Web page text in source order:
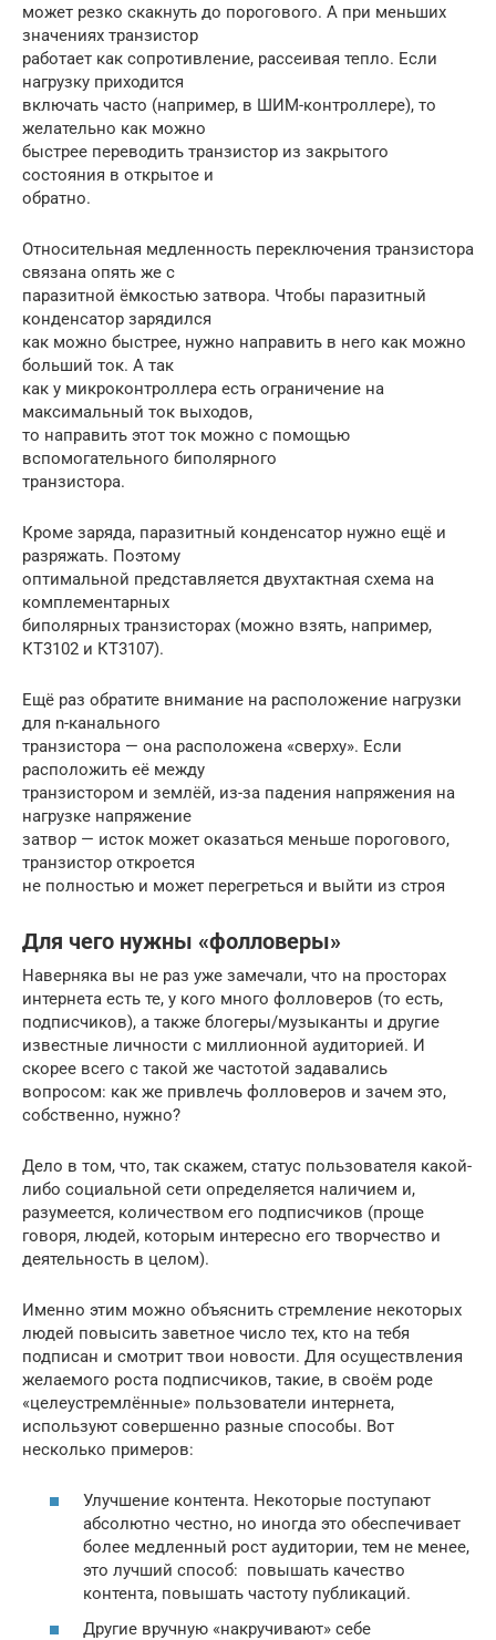
может резко скакнуть до порогового. А при меньших
значениях транзистор
работает как сопротивление, рассеивая тепло. Если
нагрузку приходится
включать часто (например, в ШИМ-контроллере), то
желательно как можно
быстрее переводить транзистор из закрытого
состояния в открытое и
обратно.
Относительная медленность переключения транзистора
связана опять же с
паразитной ёмкостью затвора. Чтобы паразитный
конденсатор зарядился
как можно быстрее, нужно направить в него как можно
больший ток. А так
как у микроконтроллера есть ограничение на
максимальный ток выходов,
то направить этот ток можно с помощью
вспомогательного биполярного
транзистора.
Кроме заряда, паразитный конденсатор нужно ещё и
разряжать. Поэтому
оптимальной представляется двухтактная схема на
комплементарных
биполярных транзисторах (можно взять, например,
КТ3102 и КТ3107).
Ещё раз обратите внимание на расположение нагрузки
для n-канального
транзистора — она расположена «сверху». Если
расположить её между
транзистором и землёй, из-за падения напряжения на
нагрузке напряжение
затвор — исток может оказаться меньше порогового,
транзистор откроется
не полностью и может перегреться и выйти из строя
Для чего нужны «фолловеры»
Наверняка вы не раз уже замечали, что на просторах
интернета есть те, у кого много фолловеров (то есть,
подписчиков), а также блогеры/музыканты и другие
известные личности с миллионной аудиторией. И
скорее всего с такой же частотой задавались
вопросом: как же привлечь фолловеров и зачем это,
собственно, нужно?
Дело в том, что, так скажем, статус пользователя какой-
либо социальной сети определяется наличием и,
разумеется, количеством его подписчиков (проще
говоря, людей, которым интересно его творчество и
деятельность в целом).
Именно этим можно объяснить стремление некоторых
людей повысить заветное число тех, кто на тебя
подписан и смотрит твои новости. Для осуществления
желаемого роста подписчиков, такие, в своём роде
«целеустремлённые» пользователи интернета,
используют совершенно разные способы. Вот
несколько примеров:
Улучшение контента. Некоторые поступают
абсолютно честно, но иногда это обеспечивает
более медленный рост аудитории, тем не менее,
это лучший способ: повышать качество
контента, повышать частоту публикаций.
Другие вручную «накручивают» себе